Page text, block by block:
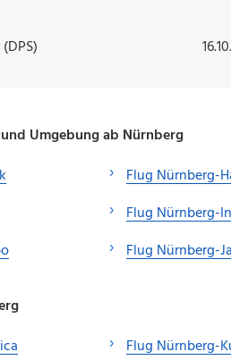
Umgebung ab Nürnberg
Flug Nürnberg-
Flug Nürnberg-
Flug Nürnberg-
Flug Nürnberg-